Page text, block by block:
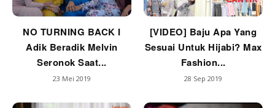
NO TURNING BACK I
Adik Beradik Melvin
Seronok Saat...
23 Mei 2019
[VIDEO] Baju Apa Yang
Sesuai Untuk Hijabi? Max
Fashion...
28 Sep 2019